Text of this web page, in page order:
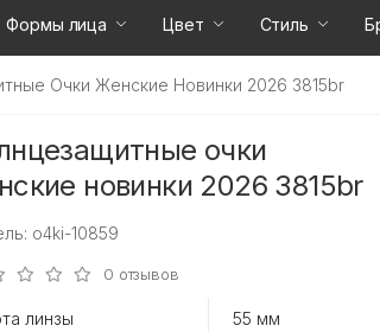
Формы лица Цвет Стиль
Очки Женские Новинки 2026 3815br
очки
новинки 2026 3815br
o4ki-10859
0 отзывов
линзы 55 мм